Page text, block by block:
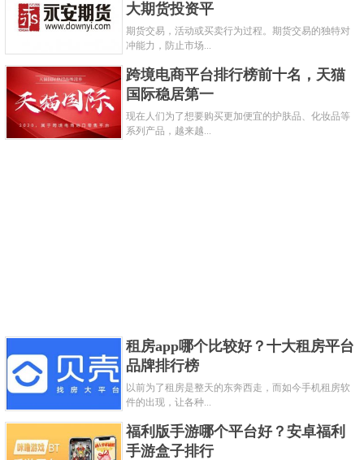
7、IFX fxsol
有全球范围内最大的市场，该市场的有高度流动性和
易变性的特点，这为它的交易商们提供了更多的机会
关键字：平台 外汇
大期货投资平
期货交易，活动或买卖行为过程。期货交易的独特对
冲能力，防止市场...
跨境电商平台排行榜前十名，天猫
国际稳居第一
现在人们为了想要购买更加便宜的护肤品、化妆品等
系列产品，越来越...
租房app哪个比较好？十大租房平台
品牌排行榜
以前为了租房是整天的东奔西走，而如今手机租房软
件的出现，让各种...
福利版手游哪个平台好？安卓福利
手游盒子排行